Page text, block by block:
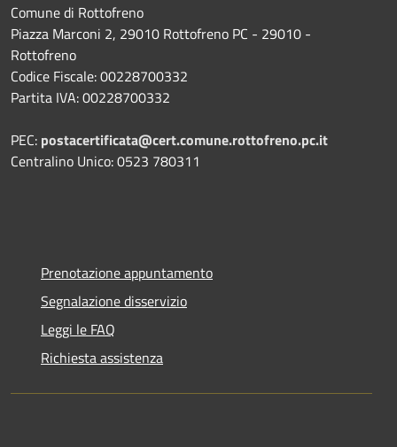
Comune di Rottofreno
Piazza Marconi 2, 29010 Rottofreno PC - 29010 -
Rottofreno
Codice Fiscale: 00228700332
Partita IVA: 00228700332
PEC: postacertificata@cert.comune.rottofreno.pc.it
Centralino Unico: 0523 780311
Prenotazione appuntamento
Segnalazione disservizio
Leggi le FAQ
Richiesta assistenza